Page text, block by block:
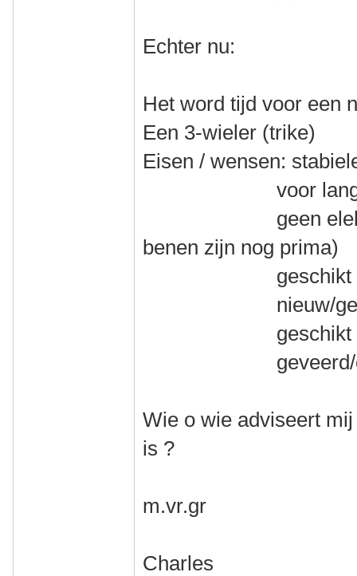
Echter nu:
Het word tijd voor een
Een 3-wieler (trike)
Eisen / wensen:
voor lange
geen
benen zijn nog prima)
geschikt voor
nieuw/
geschikt voor
geveerd/
Wie o wie adviseert
is ?
m.vr.gr
Charles